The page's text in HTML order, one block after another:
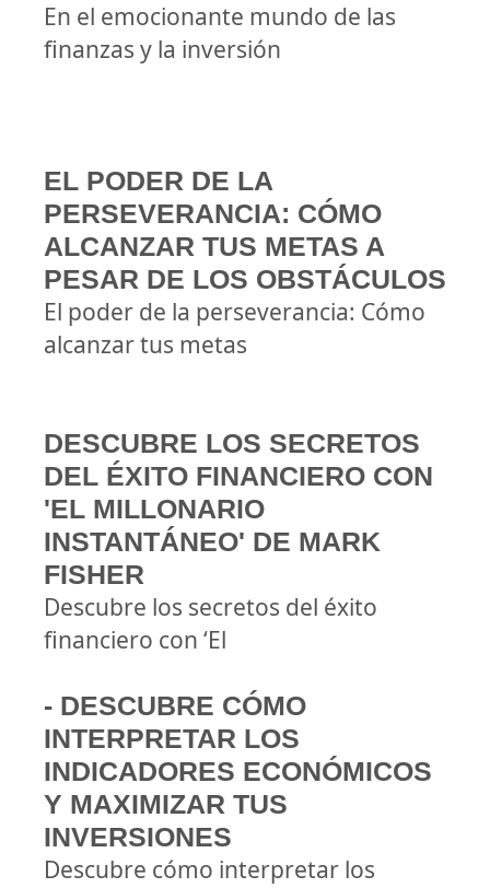
En el emocionante mundo de las
finanzas y la inversión
EL PODER DE LA
PERSEVERANCIA: CÓMO
ALCANZAR TUS METAS A
PESAR DE LOS OBSTÁCULOS
El poder de la perseverancia: Cómo
alcanzar tus metas
DESCUBRE LOS SECRETOS
DEL ÉXITO FINANCIERO CON
'EL MILLONARIO
INSTANTÁNEO' DE MARK
FISHER
Descubre los secretos del éxito
financiero con ‘El
- DESCUBRE CÓMO
INTERPRETAR LOS
INDICADORES ECONÓMICOS
Y MAXIMIZAR TUS
INVERSIONES
Descubre cómo interpretar los